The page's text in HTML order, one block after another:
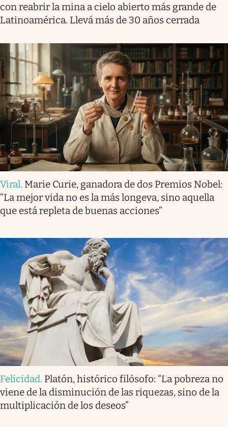
con reabrir la mina a cielo abierto más grande de
Latinoamérica. Llevá más de 30 años cerrada
Viral. Marie Curie, ganadora de dos Premios Nobel:
“La mejor vida no es la más longeva, sino aquella
que está repleta de buenas acciones”
Felicidad. Platón, histórico filósofo: “La pobreza no
viene de la disminución de las riquezas, sino de la
multiplicación de los deseos”